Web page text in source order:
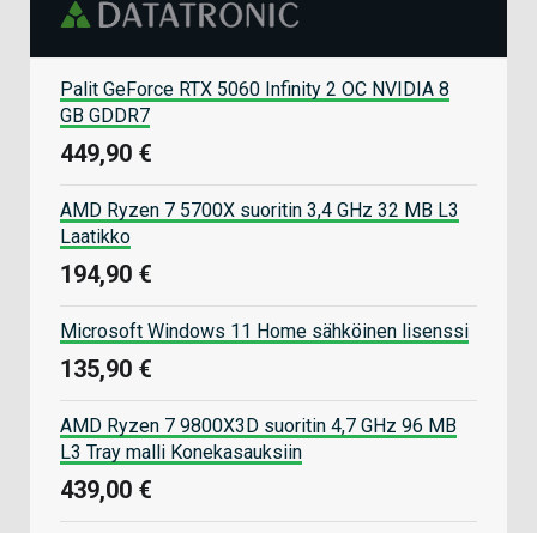
Palit GeForce RTX 5060 Infinity 2 OC NVIDIA 8
GB GDDR7
449,90 €
AMD Ryzen 7 5700X suoritin 3,4 GHz 32 MB L3
Laatikko
194,90 €
Microsoft Windows 11 Home sähköinen lisenssi
135,90 €
AMD Ryzen 7 9800X3D suoritin 4,7 GHz 96 MB
L3 Tray malli Konekasauksiin
439,00 €